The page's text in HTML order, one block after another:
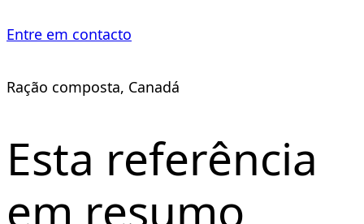
Entre em contacto
Ração composta, Canadá
Esta referência
em resumo